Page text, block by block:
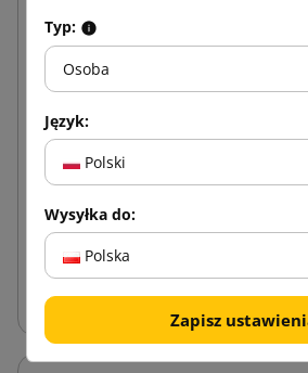
Typ:
Osoba
Język:
Polski
Wysyłka do:
Polska
Zapisz